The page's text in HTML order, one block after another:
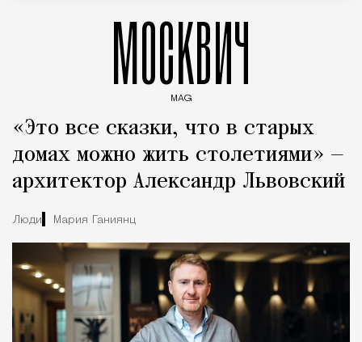
МОСКВИЧ
MAG
«Это все сказки, что в старых
домах можно жить столетиями» —
архитектор Александр Львовский
Люди Мария Ганиянц